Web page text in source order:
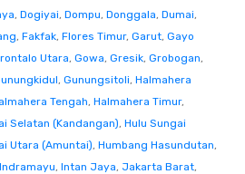
, Dogiyai, Dompu, Donggala, Dumai,
, Fakfak, Flores Timur, Garut, Gayo
Utara, Gowa, Gresik, Grobogan,
, Gunungsitoli, Halmahera
Tengah, Halmahera Timur,
Selatan (Kandangan), Hulu Sungai
Utara (Amuntai), Humbang Hasundutan,
Indramayu, Intan Jaya, Jakarta Barat,